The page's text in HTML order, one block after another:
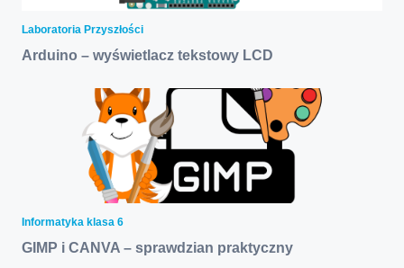
Laboratoria Przyszłości
Arduino – wyświetlacz tekstowy LCD
Informatyka klasa 6
GIMP i CANVA – sprawdzian praktyczny